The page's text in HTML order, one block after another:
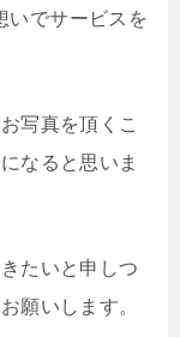
いでサービスを
写真を頂くこ
なると思いま
たいと申しつ
願いします。